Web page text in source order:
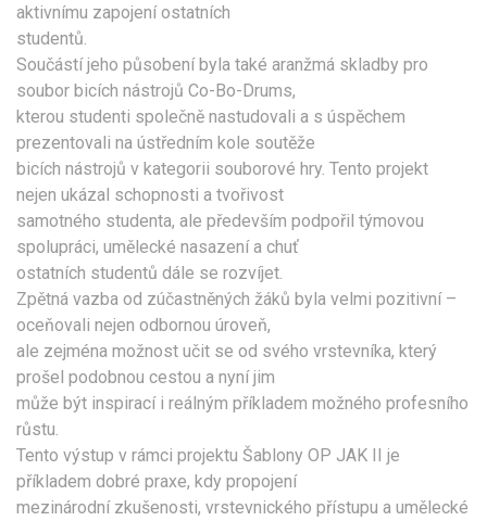
aktivnímu zapojení ostatních
studentů.
Součástí jeho působení byla také aranžmá skladby pro
soubor bicích nástrojů Co-Bo-Drums,
kterou studenti společně nastudovali a s úspěchem
prezentovali na ústředním kole soutěže
bicích nástrojů v kategorii souborové hry. Tento projekt
nejen ukázal schopnosti a tvořivost
samotného studenta, ale především podpořil týmovou
spolupráci, umělecké nasazení a chuť
ostatních studentů dále se rozvíjet.
Zpětná vazba od zúčastněných žáků byla velmi pozitivní –
oceňovali nejen odbornou úroveň,
ale zejména možnost učit se od svého vrstevníka, který
prošel podobnou cestou a nyní jim
může být inspirací i reálným příkladem možného profesního
růstu.
Tento výstup v rámci projektu Šablony OP JAK II je
příkladem dobré praxe, kdy propojení
mezinárodní zkušenosti, vrstevnického přístupu a umělecké